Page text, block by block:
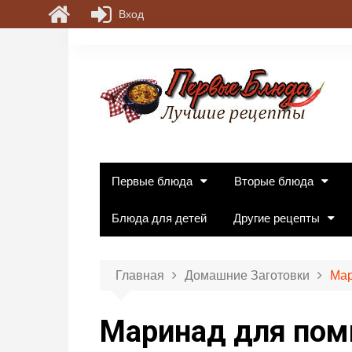
Первые блюда Вторые блюда
Блюда для детей Другие рецепты
Главная Домашние Заготовки
Маринад для
Вход